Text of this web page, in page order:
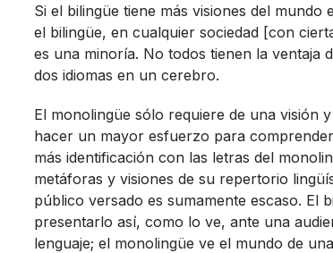
Si el bilingüe tiene más visiones del
el bilingüe, en cualquier sociedad [con
es una minorí­a. No todos tienen la ventaja
dos idiomas en un cerebro.
El monolingüe sólo requiere de una visión
hacer un mayor esfuerzo para
más identificación con las letras del
metáforas y visiones de su repertorio
público versado es sumamente escaso. El
presentarlo así­, como lo ve, ante una
lenguaje; el monolingüe ve el mundo de